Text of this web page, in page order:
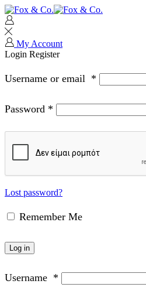
My Account
Login Register
Username or email *
Password *
Lost password?
Remember Me
Log in
Username *